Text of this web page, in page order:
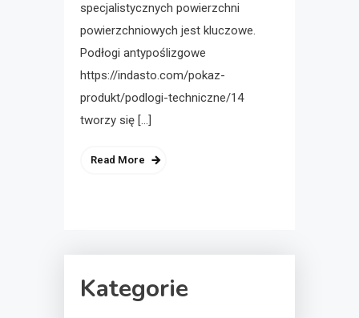
specjalistycznych powierzchni
powierzchniowych jest kluczowe.
Podłogi antypoślizgowe
https://indasto.com/pokaz-
produkt/podlogi-techniczne/14
tworzy się […]
Read More
Kategorie